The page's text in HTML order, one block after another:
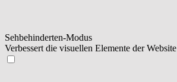
Sehbehinderten-Modus
Verbessert die visuellen Elemente der Website